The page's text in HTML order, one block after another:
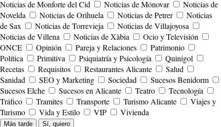
Noticias de Monforte del Cid
Noticias de Mónovar
Noticias de
Novelda
Noticias de Orihuela Noticias de Petrer
Noticias
de Sax
Noticias de Torrevieja
Noticias de Villajoyosa
Noticias de Villena
Noticias de Xàbia
Ocio y Televisión
ONCE
Opinión Pareja y Relaciones
Patrimonio
Política
Primitiva Psiquiatría y Psicología
Quinigol
Recetas
Requisitos Restaurantes Alicante
Salud
Sanidad
SEO y Marketing Sociedad
Sucesos Benidorm
Sucesos Elche
Sucesos en Alicante Teatro
Tecnología
Tráfico
Tramites Transporte Turismo Alicante
Viajes y
Turismo
Vida y Estilo VIP Vivienda
Más tarde Sí, quiero